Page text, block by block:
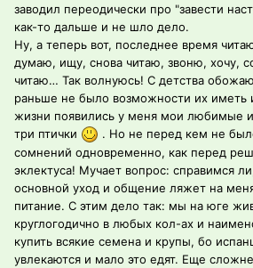
заводил переодически про "завести
как-то дальше и не шло дело.
Ну, а теперь вот, последнее время
думаю, ищу, снова читаю, звоню, хочу,
читаю… Так волнуюсь! С детства
раньше не было возможности их иметь
жизни появились у меня мои любимые
три птички
. Но не перед кем не
сомнений одновременно, как перед
эклектуса! Мучает вопрос: справимся
основной уход и общение ляжет на
питание. С этим дело так: мы на юге
круглогодично в любых кол-ах и
купить всякие семена и крупы, бо
увлекаются и мало это едят. Еще